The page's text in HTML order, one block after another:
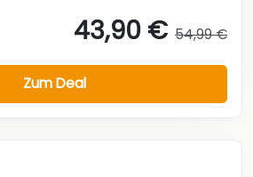
43,90 € 54,99 €
Zum Deal